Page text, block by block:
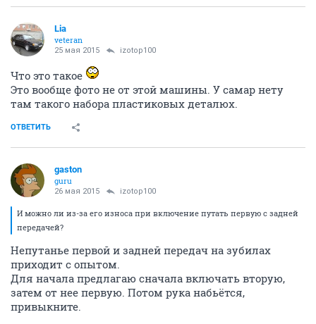
Lia
veteran
25 мая 2015 izotop100
Что это такое
Это вообще фото не от этой машины. У самар нету
там такого набора пластиковых деталюх.
ОТВЕТИТЬ
gaston
guru
26 мая 2015 izotop100
И можно ли из-за его износа при включение путать первую с задней
передачей?
Непутанье первой и задней передач на зубилах
приходит с опытом.
Для начала предлагаю сначала включать вторую,
затем от нее первую. Потом рука набьётся,
привыкните.